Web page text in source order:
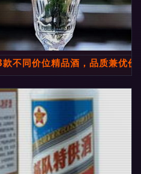
不同价位精品酒，品质兼优价